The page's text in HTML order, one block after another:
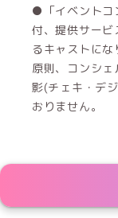
●「イベントコ
付、提供サービ
るキャストにな
原則、コンシ
影(チェキ・デ
おりません。